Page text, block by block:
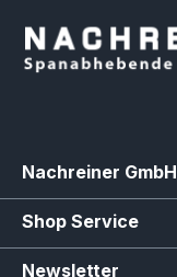
Nachreiner GmbH
Shop Service
Newsletter